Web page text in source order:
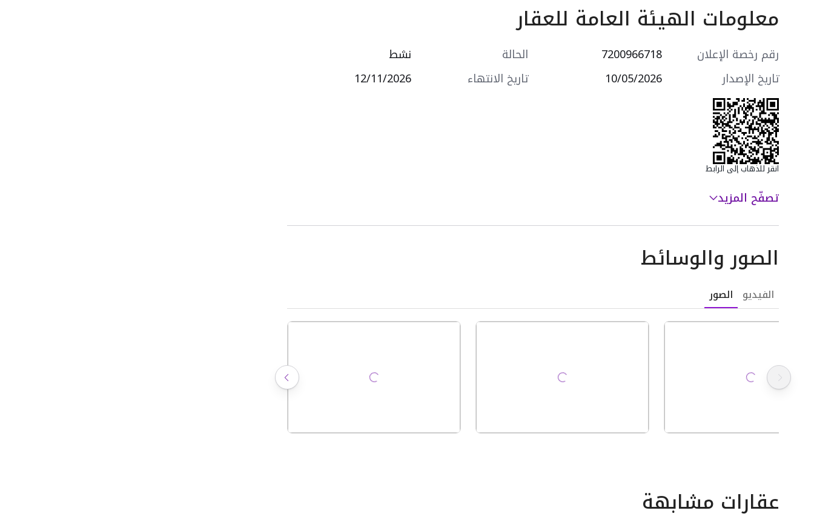
معلومات الهيئة العامة للعقار
رقم رخصة الإعلان 7200966718 الحالة
نشط
تاريخ الإصدار
10/05/2026 تاريخ الانتهاء 12/11/2026
انقر للذهاب إلى الرابط
تصفّح المزيد
الصور والوسائط
الفيديو الصور
عقارات مشابهة